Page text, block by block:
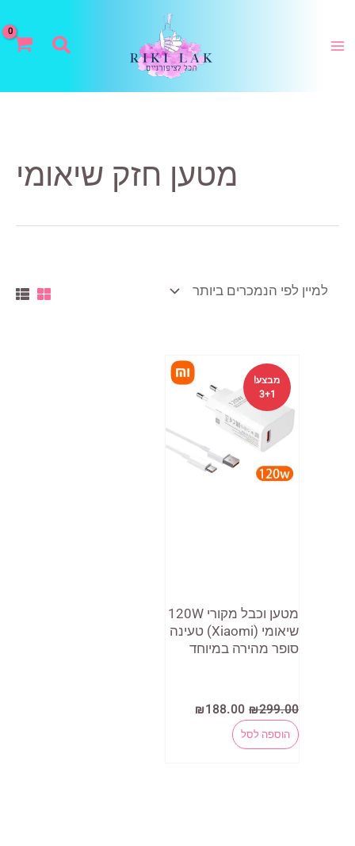
חיפוש
מטען חזק שיאומי
מבצע!
3+1
מטען וכבל מקורי 120W
שיאומי (Xiaomi) טעינה
סופר מהירה במיוחד
₪299.00
המחיר
המקורי
היה:
₪299.00.
₪188.00
הוספה לסל